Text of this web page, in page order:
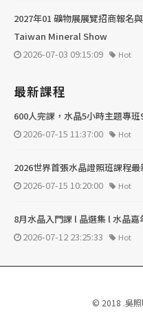
2027年01 礦物展展覽招商報
Taiwan Mineral Show
2026-07-03 09:15:09
Hot
最新課程
600人完課，水晶5小時主題專
2026-07-15 11:37:00
Hot
2026世界首張水晶證照班課程
2026-07-15 10:20:00
Hot
8月水晶入門課 l 晶選集 l 水晶
2026-07-12 23:25:33
Hot
© 2018 .吳照